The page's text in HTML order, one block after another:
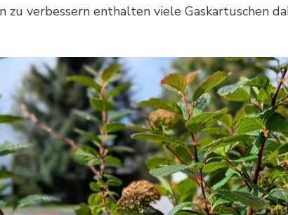
verbessern enthalten viele Gaskartuschen